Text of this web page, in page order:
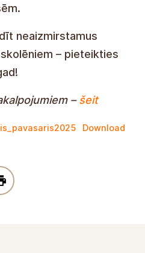
neaizmirstamus
– pieteikties
–šeit
Download